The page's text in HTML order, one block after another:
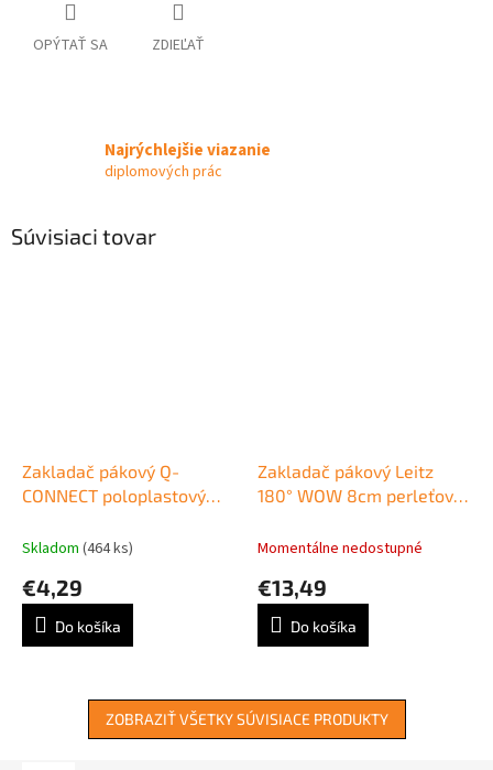
OPÝTAŤ SA ZDIEĽAŤ
Najrýchlejšie viazanie
diplomových prác
Súvisiaci tovar
Zakladač pákový Q-
CONNECT poloplastový
Skladom (464 ks)
€4,29
Do košíka
Zakladač pákový Leitz
180° WOW 8cm perleťovo
Momentálne nedostupné
€13,49
Do košíka
ZOBRAZIŤ VŠETKY SÚVISIACE PRODUKTY